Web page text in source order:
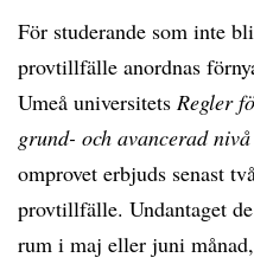
För studerande som inte
provtillfälle anordnas
Umeå universitets Regler
grund- och avancerad nivå
omprovet erbjuds senast
provtillfälle. Undantaget
rum i maj eller juni